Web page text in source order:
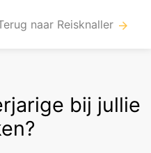
naar Reisknaller arrow_forward
bij jullie